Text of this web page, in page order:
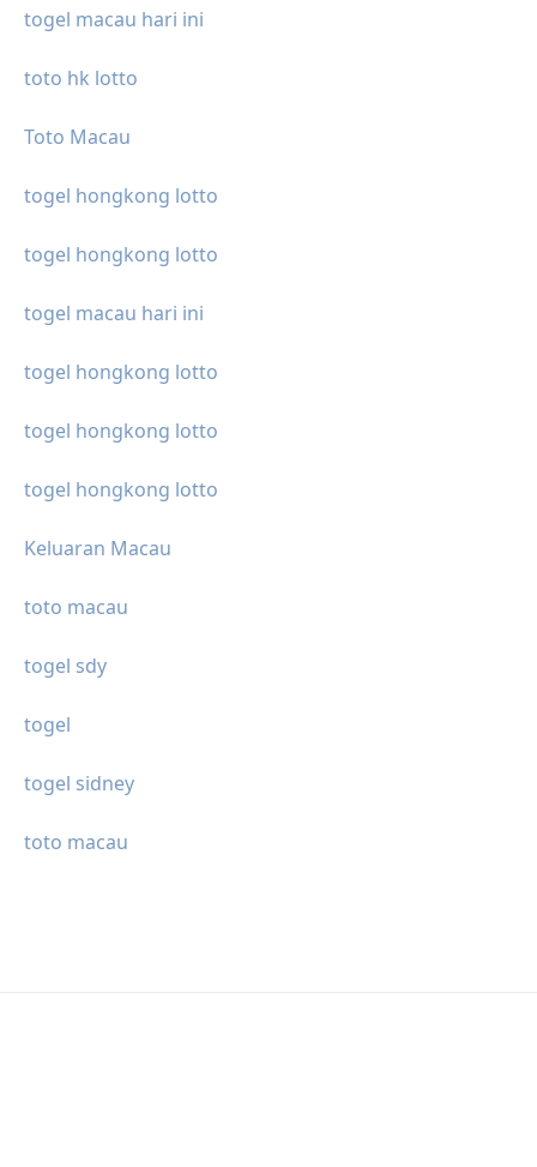
togel macau hari ini
toto hk lotto
Toto Macau
togel hongkong lotto
togel hongkong lotto
togel macau hari ini
togel hongkong lotto
togel hongkong lotto
togel hongkong lotto
Keluaran Macau
toto macau
togel sdy
togel
togel sidney
toto macau